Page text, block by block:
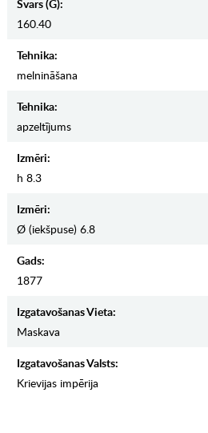
Svars (g):
160.40
Tehnika:
melnināšana
Tehnika:
apzeltījums
Izmēri:
h 8.3
Izmēri:
Ø (iekšpuse) 6.8
Gads:
1877
Izgatavošanas Vieta:
Maskava
Izgatavošanas Valsts:
Krievijas impērija